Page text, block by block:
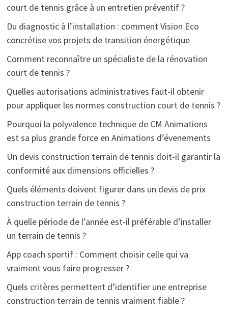
court de tennis grâce à un entretien préventif ?
Du diagnostic à l’installation : comment Vision Eco
concrétise vos projets de transition énergétique
Comment reconnaître un spécialiste de la rénovation
court de tennis ?
Quelles autorisations administratives faut-il obtenir
pour appliquer les normes construction court de tennis ?
Pourquoi la polyvalence technique de CM Animations
est sa plus grande force en Animations d’évenements
Un devis construction terrain de tennis doit-il garantir la
conformité aux dimensions officielles ?
Quels éléments doivent figurer dans un devis de prix
construction terrain de tennis ?
À quelle période de l’année est-il préférable d’installer
un terrain de tennis ?
App coach sportif : Comment choisir celle qui va
vraiment vous faire progresser ?
Quels critères permettent d’identifier une entreprise
construction terrain de tennis vraiment fiable ?